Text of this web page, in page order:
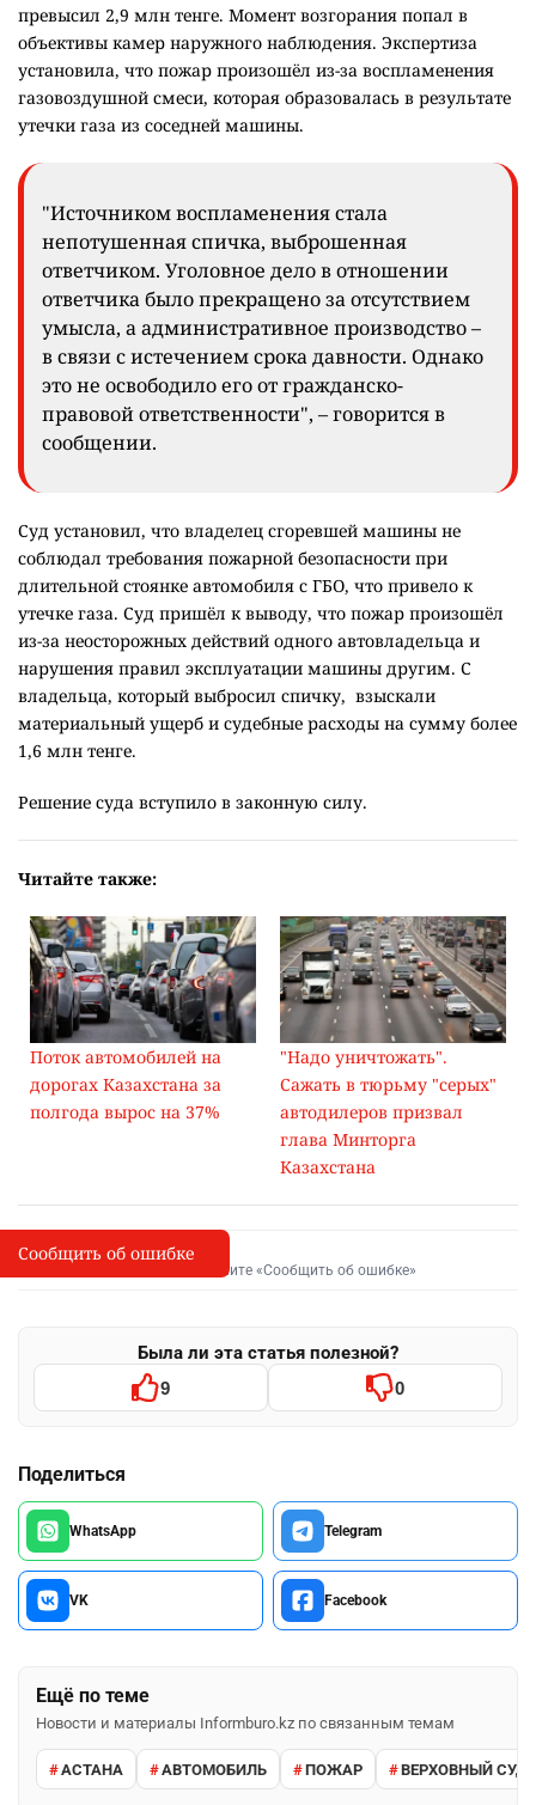
превысил 2,9 млн тенге. Момент возгорания попал в
объективы камер наружного наблюдения. Экспертиза
установила, что пожар произошёл из-за воспламенения
газовоздушной смеси, которая образовалась в результате
утечки газа из соседней машины.
"Источником воспламенения стала
непотушенная спичка, выброшенная
ответчиком. Уголовное дело в отношении
ответчика было прекращено за отсутствием
умысла, а административное производство –
в связи с истечением срока давности. Однако
это не освободило его от гражданско-
правовой ответственности", – говорится в
сообщении.
Суд установил, что владелец сгоревшей машины не
соблюдал требования пожарной безопасности при
длительной стоянке автомобиля с ГБО, что привело к
утечке газа. Суд пришёл к выводу, что пожар произошёл
из-за неосторожных действий одного автовладельца и
нарушения правил эксплуатации машины другим. С
владельца, который выбросил спичку, взыскали
материальный ущерб и судебные расходы на сумму более
1,6 млн тенге.
Решение суда вступило в законную силу.
Читайте также:
Поток автомобилей на
дорогах Казахстана за
полгода вырос на 37%
"Надо уничтожать".
Сажать в тюрьму "серых"
автодилеров призвал
глава Минторга
Казахстана
I
Сообщить об опечатке
Выделите фрагмент и нажмите «Сообщить об ошибке»
Была ли эта статья полезной?
9 0
Поделиться
WhatsApp Telegram
VK Facebook
Ещё по теме
Новости и материалы Informburo.kz по связанным темам
АСТАНА АВТОМОБИЛЬ ПОЖАР ВЕРХОВНЫЙ СУД
Сообщить об ошибке